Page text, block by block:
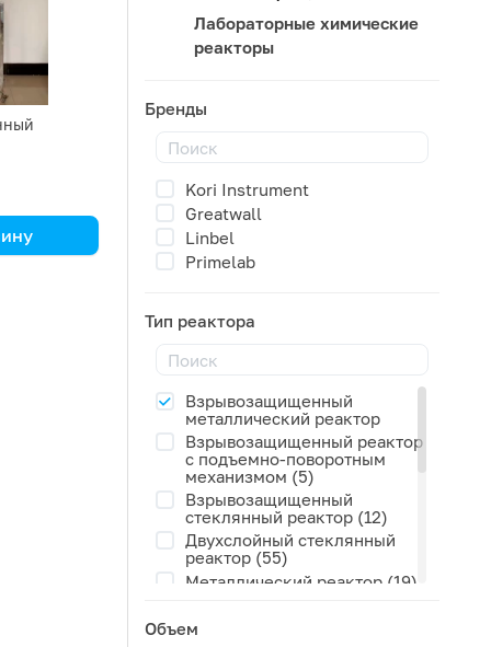
(сталь
Лабораторные химические
реакторы
Бренды
Kori Instrument
Greatwall
Linbel
Primelab
Тип реактора
Взрывозащищенный
металлический реактор
Взрывозащищенный реактор
с подъемно-поворотным
механизмом (5)
Взрывозащищенный
стеклянный реактор (12)
Двухслойный стеклянный
реактор (55)
Металлический реактор (19)
реактор (11)
Объем